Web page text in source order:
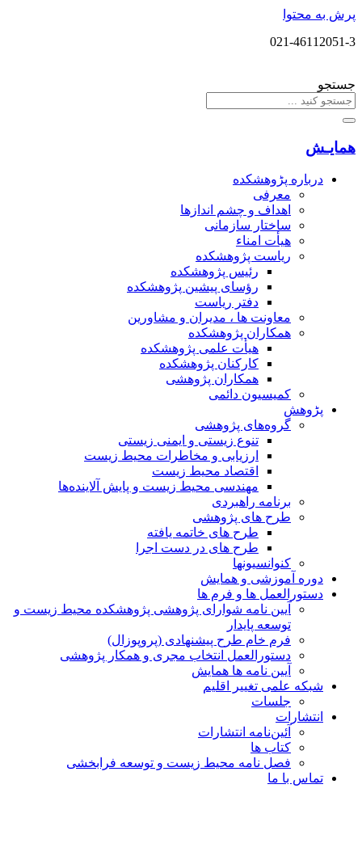
پرش به محتوا
021-46112051-3
جستجو
همایـش
درباره پڑوهشکده
معرفی
اهداف و چشم اندازها
ساختار سازمانی
هیأت امناء
ریاست پژوهشکده
رئیس پژوهشکده
رؤسای پیشین پژوهشکده
دفتر ریاست
معاونت ها ، مدیران و مشاورین
همکاران پژوهشکده
هیأت علمی پژوهشکده
کارکنان پژوهشکده
همکاران پژوهشی
کمیسیون دائمی
پڑوهش
گروه‌های پژوهشی
تنوع زیستی و ایمنی زیستی
ارزیابی و مخاطرات محیط زیست
اقتصاد محیط زیست
مهندسی محیط زیست و پایش آلاینده‌ها
برنامه راهبردی
طرح های پژوهشی
طرح های خاتمه یافته
طرح های در دست اجرا
کنوانسیونها
دوره آموزشی و همایش
دستورالعمل ها و فرم ها
آیین نامه شوارای پژوهشی پژوهشکده محیط زیست و
توسعه پایدار
فرم خام طرح پیشنهادی (پروپوزال)
دستورالعمل انتخاب مجری و همکار پژوهشی
آیین نامه ها همایش
شبکه علمی تغییر اقلیم
جلسات
انتشارات
آئین‌نامه انتشارات
کتاب ها
فصل نامه محیط زیست و توسعه فرابخشی
تماس با ما